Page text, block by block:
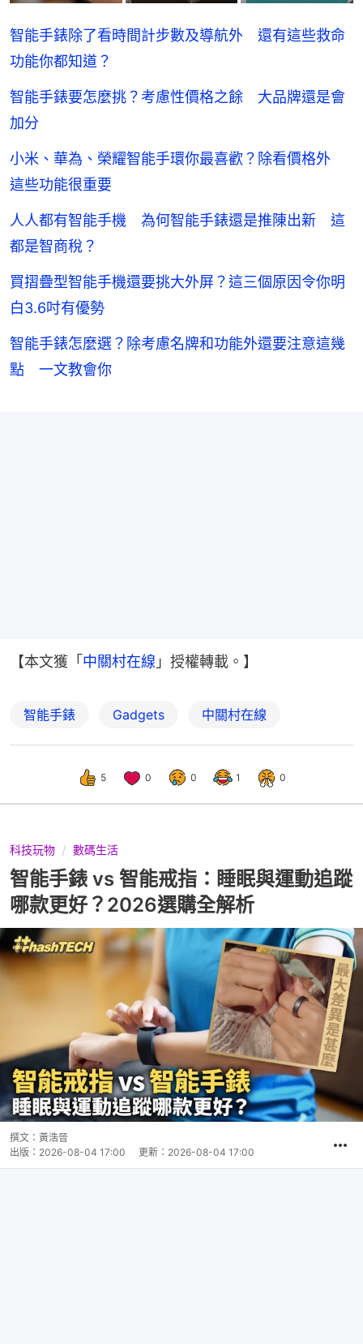
智能手錶除了看時間計步數及導航外 還有這些救命
功能你都知道？
智能手錶要怎麼挑？考慮性價格之餘 大品牌還是會
加分
小米、華為、榮耀智能手環你最喜歡？除看價格外
這些功能很重要
人人都有智能手機 為何智能手錶還是推陳出新 這
都是智商稅？
買摺疊型智能手機還要挑大外屏？這三個原因令你明
白3.6吋有優勢
智能手錶怎麼選？除考慮名牌和功能外還要注意這幾
點 一文教會你
【本文獲「 中關村在線 」授權轉載。】
智能手錶 Gadgets 中關村在線
5 0 0 1 0
科技玩物 數碼生活
智能手錶 vs 智能戒指：睡眠與運動追蹤
哪款更好？2026選購全解析
撰文： 黃浩晉
出版： 2026-08-04 17:00 更新： 2026-08-04 17:00